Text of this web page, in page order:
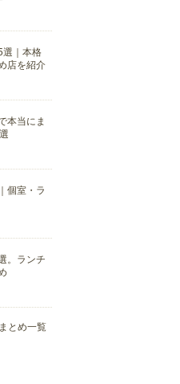
選｜本格
店を紹介
本当にま
個室・ラ
。ランチ
とめ一覧